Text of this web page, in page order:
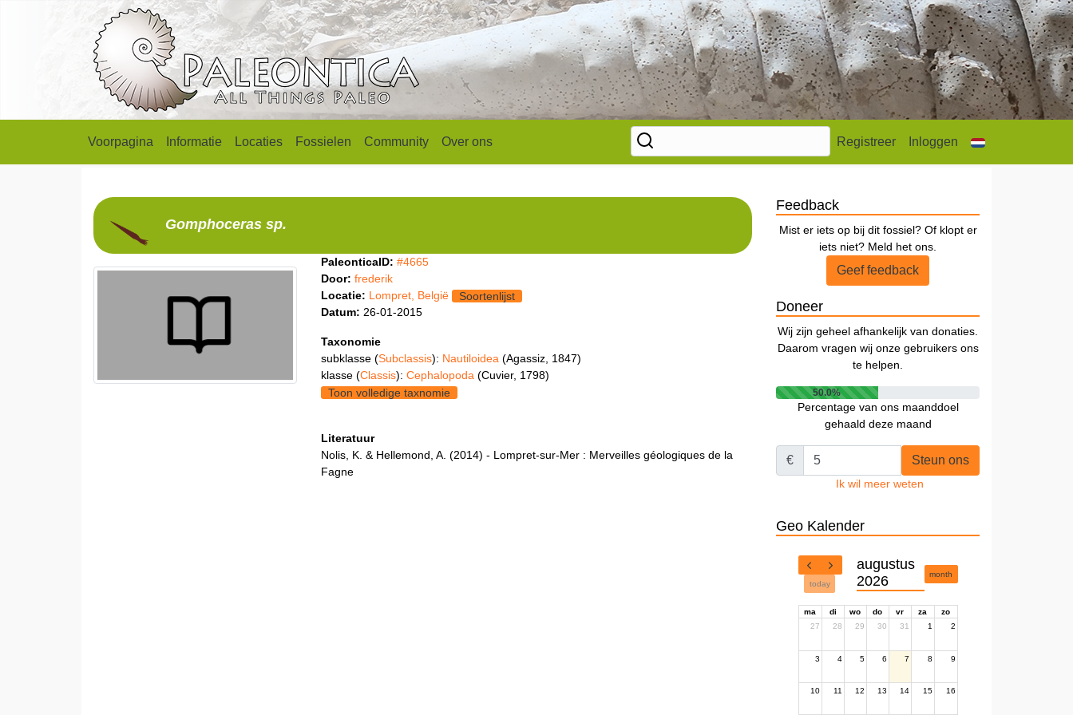
Voorpagina Informatie Locaties Fossielen Community Over ons Registreer Inloggen
Gomphocerassp.
PaleonticaID: #4665
Door: frederik
Locatie: Lompret, België
Soortenlijst
Datum: 26-01-2015
Taxonomie
subklasse (Subclassis): Nautiloidea (Agassiz, 1847)
klasse (Classis): Cephalopoda (Cuvier, 1798)
Toon volledige taxnomie
Literatuur
Nolis, K. & Hellemond, A. (2014) - Lompret-sur-Mer : Merveilles géologiques de la
Fagne
Feedback
Mist er iets op bij dit fossiel? Of klopt er
iets niet? Meld het ons.
Geef feedback
Doneer
Wij zijn geheel afhankelijk van donaties.
Daarom vragen wij onze gebruikers ons
te helpen.
50.0%
Percentage van ons maanddoel
gehaald deze maand
€ Steun ons
Ik wil meer weten
Geo Kalender
today
augustus
2026
month
ma di wo do vr za
zo
27
28 29 30 31 1 2
3 4 5 6 7 8 9
10 11 12 13 14 15 16